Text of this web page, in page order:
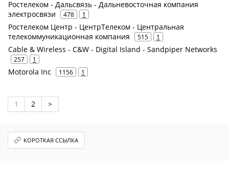
Ростелеком - Дальсвязь - Дальневосточная компания
электросвязи
478 1
Ростелеком Центр - ЦентрТелеком - Центральная
телекоммуникационная компания
515 1
Cable & Wireless - C&W - Digital Island - Sandpiper Networks
257 1
Motorola Inc 1156 1
1 2 >
КОРОТКАЯ ССЫЛКА